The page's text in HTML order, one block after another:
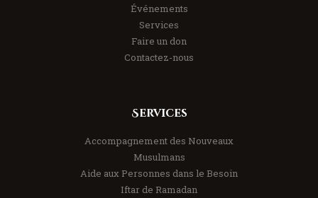
Événements
Services
Faire un don
Contactez-nous
Services
Accompagnement des Nouveaux
Musulmans
Aide aux Personnes dans le Besoin
Iftar de Ramadan